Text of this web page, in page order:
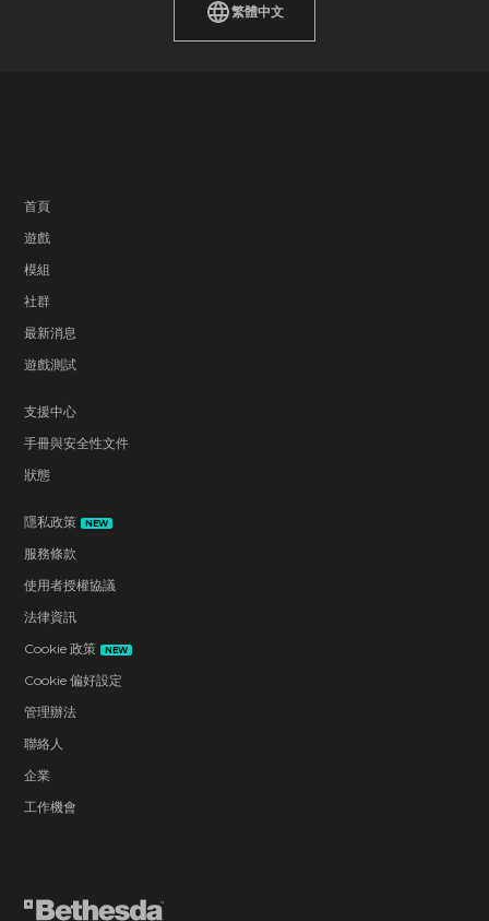
繁體中文
首頁
遊戲
模組
社群
最新消息
遊戲測試
支援中心
手冊與安全性文件
狀態
隱私政策 NEW
服務條款
使用者授權協議
法律資訊
Cookie 政策
NEW
Cookie 偏好設定
管理辦法
聯絡人
企業
工作機會